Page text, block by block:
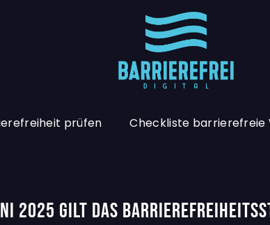
prüfen Checkliste barrierefreie
2025 GILT DAS